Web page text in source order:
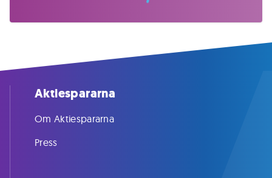
Aktiespararna
Om Aktiespararna
Press